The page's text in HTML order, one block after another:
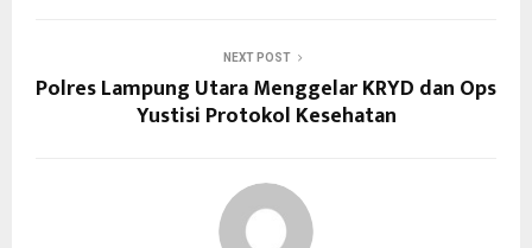
NEXT POST
Polres Lampung Utara Menggelar KRYD dan Ops
Yustisi Protokol Kesehatan